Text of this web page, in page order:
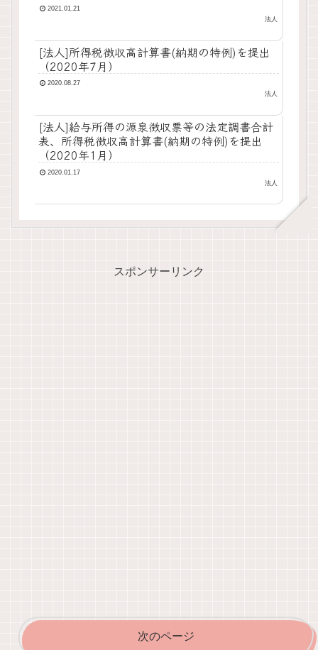
2021.01.21
法人
[法人]所得税徴収高計算書(納期の特例)を提出
（2020年7月）
2020.08.27
法人
[法人]給与所得の源泉徴収票等の法定調書合計
表、所得税徴収高計算書(納期の特例)を提出
（2020年1月）
2020.01.17
法人
スポンサーリンク
次のページ